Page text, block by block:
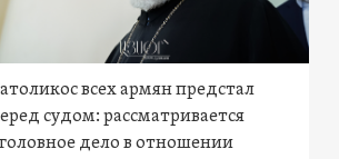
всех армян предстал
судом: рассматривается
дело в отношении